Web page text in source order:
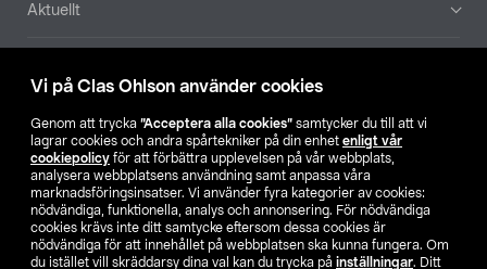
Vi på Clas Ohlson använder cookies
Genom att trycka ”Acceptera alla cookies” samtycker du till att vi
lagrar cookies och andra spårtekniker på din enhet enligt vår
cookiepolicy för att förbättra upplevelsen på vår webbplats,
analysera webbplatsens användning samt anpassa våra
marknadsföringsinsatser. Vi använder fyra kategorier av cookies:
nödvändiga, funktionella, analys och annonsering. För nödvändiga
cookies krävs inte ditt samtycke eftersom dessa cookies är
nödvändiga för att innehållet på webbplatsen ska kunna fungera. Om
du istället vill skräddarsy dina val kan du trycka på inställningar. Ditt
Aktuellt
Hitta butik
SE NO FI